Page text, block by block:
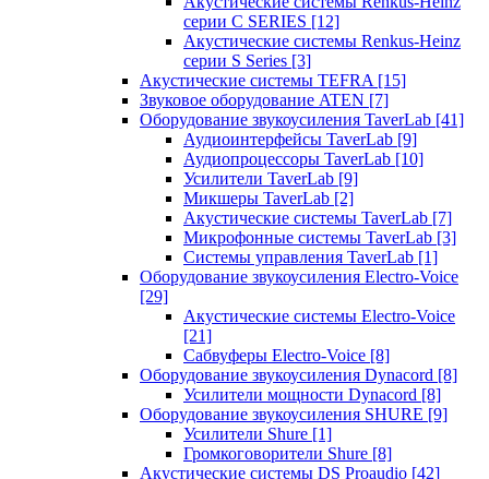
серии C SERIES [12]
Акустические системы Renkus-Heinz
серии S Series [3]
Акустические системы TEFRA [15]
Звуковое оборудование ATEN [7]
Оборудование звукоусиления TaverLab [41]
Аудиоинтерфейсы TaverLab [9]
Аудиопроцессоры TaverLab [10]
Усилители TaverLab [9]
Микшеры TaverLab [2]
Акустические системы TaverLab [7]
Микрофонные системы TaverLab [3]
Системы управления TaverLab [1]
Оборудование звукоусиления Electro-Voice
[29]
Акустические системы Electro-Voice
[21]
Сабвуферы Electro-Voice [8]
Оборудование звукоусиления Dynacord [8]
Усилители мощности Dynacord [8]
Оборудование звукоусиления SHURE [9]
Усилители Shure [1]
Громкоговорители Shure [8]
Акустические системы DS Proaudio [42]